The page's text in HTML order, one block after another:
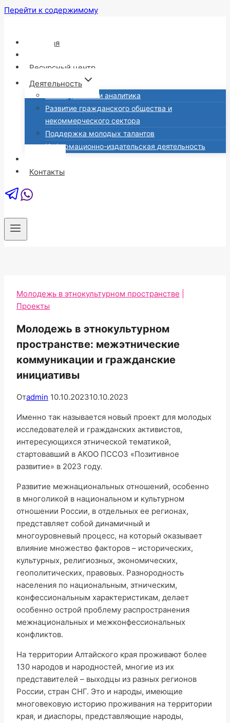
Перейти к содержимому
Главная
Ресурсный центр
Деятельность
Исследования и аналитика
Развитие гражданского общества и
некоммерческого сектора
Поддержка молодых талантов
Информационно-издательская деятельность
Контакты
Молодежь в этнокультурном пространстве
Проекты
Молодежь в этнокультурном
пространстве: межэтнические
коммуникации и гражданские
инициативы
Отadmin 10.10.202310.10.2023
Именно так называется новый проект для молодых
исследователей и гражданских активистов,
интересующихся этнической тематикой,
стартовавший в АКОО ПССОЗ «Позитивное
развитие» в 2023 году.
Развитие межнациональных отношений, особенно
в многоликой в национальном и культурном
отношении России, в отдельных ее регионах,
представляет собой динамичный и
многоуровневый процесс, на который оказывает
влияние множество факторов – исторических,
культурных, религиозных, экономических,
геополитических, правовых. Разнородность
населения по национальным, этническим,
конфессиональным характеристикам, делает
особенно острой проблему распространения
межнациональных и межконфессиональных
конфликтов.
На территории Алтайского края проживают более
130 народов и народностей, многие из их
представителей – выходцы из разных регионов
России, стран СНГ. Это и народы, имеющие
многовековую историю проживания на территории
края, и диаспоры, представляющие народы,